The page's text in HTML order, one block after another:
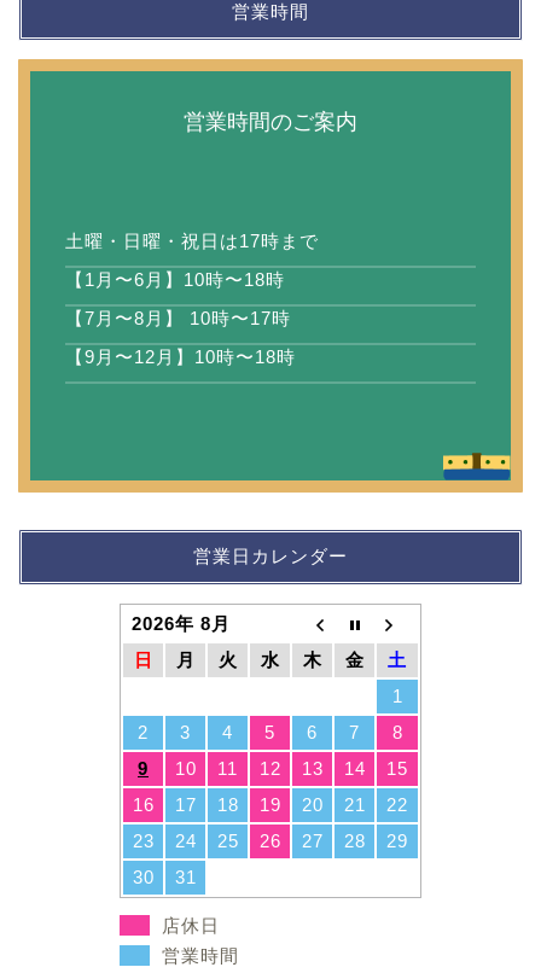
営業時間
営業時間のご案内
土曜・日曜・祝日は17時まで
【1月〜6月】10時〜18時
【7月〜8月】 10時〜17時
【9月〜12月】10時〜18時
営業日カレンダー
2026年 8月
日
月 火 水 木 金
土
1
2
3 4 5 6 7
8
9
10 11 12 13 14
15
16
17 18 19 20 21
22
23
24 25 26 27 28
29
30
31
店休日
営業時間